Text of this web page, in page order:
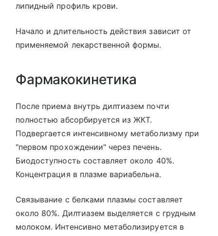
липидный профиль крови.
Начало и длительность действия зависит от
применяемой лекарственной формы.
Фармакокинетика
После приема внутрь дилтиазем почти
полностью абсорбируется из ЖКТ.
Подвергается интенсивному метаболизму при
"первом прохождении" через печень.
Биодоступность составляет около 40%.
Концентрация в плазме вариабельна.
Связывание с белками плазмы составляет
около 80%. Дилтиазем выделяется с грудным
молоком. Интенсивно метаболизируется в